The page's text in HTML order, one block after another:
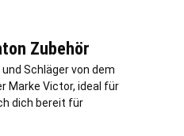
Zubehör
Schläger von dem
Marke Victor, ideal für
dich bereit für